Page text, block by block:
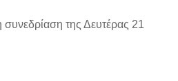
συνεδρίαση της Δευτέρας 21